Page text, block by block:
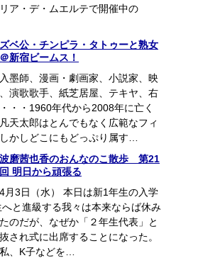
ア・デ・ムエルテで開催中の
ズベ公・チンピラ・タトゥーと熟女
＠新宿ビームス！
入墨師、漫画・劇画家、小説家、映
演歌歌手、紙芝居屋、テキヤ、右
・・1960年代から2008年に亡く
天太郎はとんでもなく広範なフィ
かしどこにもどっぷり属す…
波磨茜也香のおんなのこ散歩 第21
回 明日から頑張る
4月3日（水） 本日は新1年生の入学
と進級する我々は本来ならば休み
のだが、なぜか「２年生代表」と
され式に出席することになった。
、K子などを…